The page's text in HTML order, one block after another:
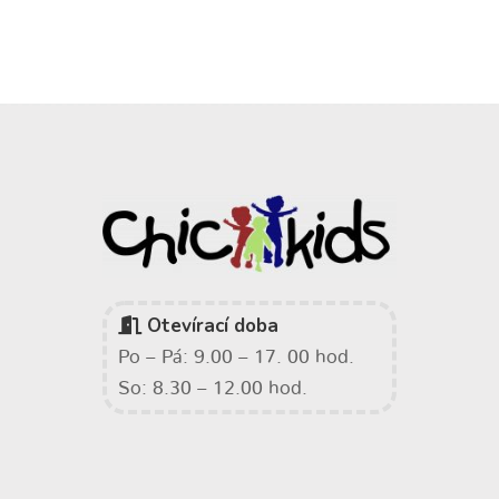
Otevírací doba
Po – Pá: 9.00 – 17. 00 hod.
So: 8.30 – 12.00 hod.